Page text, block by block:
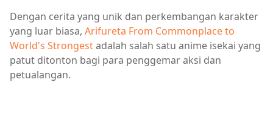
Dengan cerita yang unik dan perkembangan karakter
yang luar biasa, Arifureta From Commonplace to
World's Strongestadalah salah satu anime isekai yang
patut ditonton bagi para penggemar aksi dan
petualangan.